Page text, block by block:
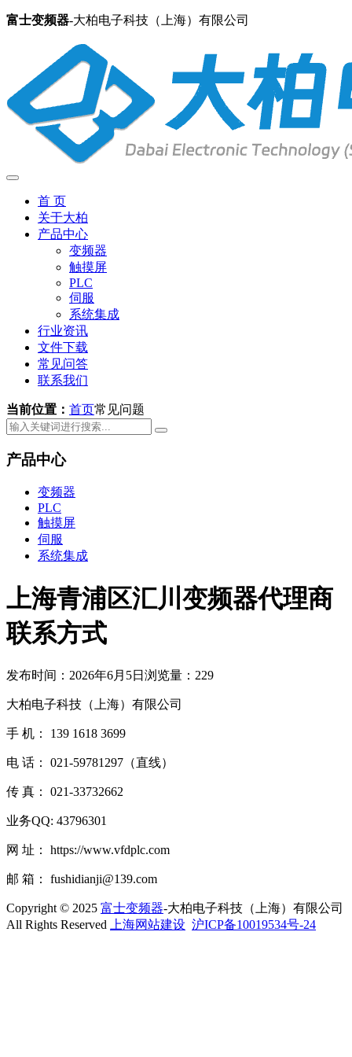
富士变频器-大柏电子科技（上海）有限公司
首 页
关于大柏
产品中心
变频器
触摸屏
PLC
伺服
系统集成
行业资讯
文件下载
常见问答
联系我们
当前位置： 首页常见问题
产品中心
变频器
PLC
触摸屏
伺服
系统集成
上海青浦区汇川变频器代理商
联系方式
发布时间：2026年6月5日 浏览量：229
大柏电子科技（上海）有限公司
手 机： 139 1618 3699
电 话： 021-59781297（直线）
传 真： 021-33732662
业务QQ: 43796301
网 址： https://www.vfdplc.com
邮 箱： fushidianji@139.com
Copyright © 2025 富士变频器-大柏电子科技（上海）有限公司
All Rights Reserved
上海网站建设 沪ICP备10019534号-24